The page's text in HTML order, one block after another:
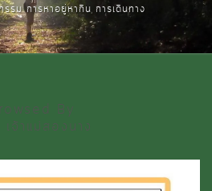
รม การหาอยู่หากิน การเดินทาง
By
เจ้าแม่สองนาง